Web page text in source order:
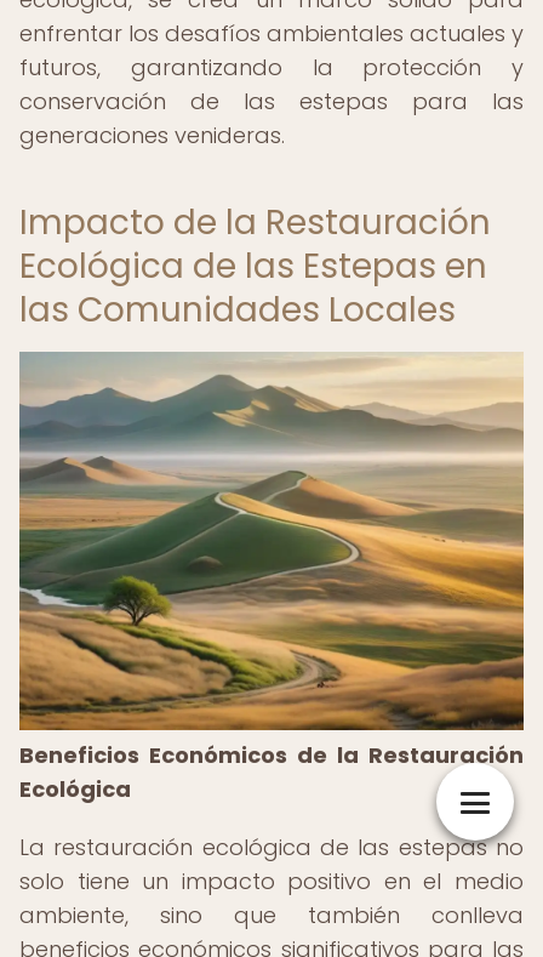
enfrentar los desafíos ambientales actuales y
futuros, garantizando la protección y
conservación de las estepas para las
generaciones venideras.
Impacto de la Restauración
Ecológica de las Estepas en
las Comunidades Locales
Beneficios Económicos de la Restauración
Ecológica
La restauración ecológica de las estepas no
solo tiene un impacto positivo en el medio
ambiente, sino que también conlleva
beneficios económicos significativos para las